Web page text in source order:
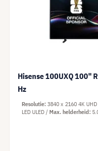
Hisense 100UXQ 100"
Hz
Resolutie 3840 x 2160 4K UHD
LED ULED
Max. helderheid